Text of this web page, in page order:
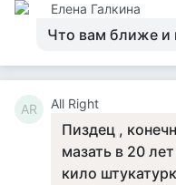
Елена Галкина
Что вам ближе и
AR All Right
Пиздец ,
мазать в 20
кило